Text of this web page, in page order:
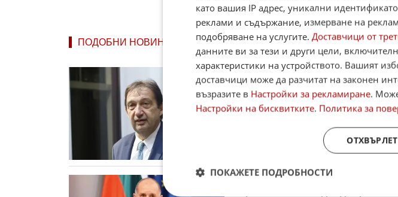
ПОДОБНИ НОВИНИ
Регионалният министър Иван
"Обществени поръчки" в МРРБ
Регионалният министър Иван Шишков
дирекция "Обществени поръчки" в
Румен Радев: Спираме
като вашия IP адрес, уникални
реклами и съдържание, измерване на
подобряване на услугите. Доставчици от
данните ви за тези и други цели,
характеристики на устройството. Вашият
доставчици може да разчитат на законен
възразите в Настройки за рекламиране.
Настройки на бисквитките. Политика за
ПОКАЖЕТЕ ПОДРОБНОСТИ